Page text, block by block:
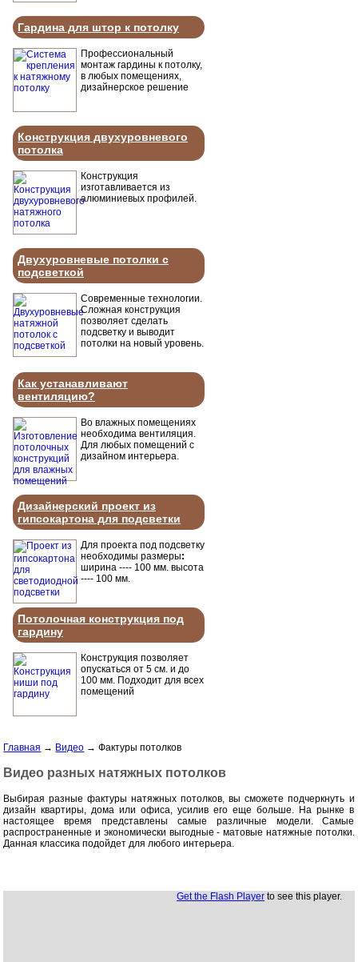
Гардина для штор к потолку
Профессиональный
монтаж гардины к потолку,
в любых помещениях,
дизайнерское решение
Конструкция двухуровневого
потолка
Конструкция
изготавливается из
алюминиевых профилей.
Двухуровневые потолки с
подсветкой
Современные технологии.
Сложная конструкция
позволяет сделать
подсветку и выводит
потолки на новый уровень.
Как устанавливают
вентиляцию?
Во влажных помещениях
необходима вентиляция.
Для любых помещений с
дизайном интерьера.
Дизайнерский проект из
гипсокартона для подсветки
Для проекта под подсветку
необходимы размеры:
ширина ---- 100 мм. высота
---- 100 мм.
Потолочная конструкция под
гардину
Конструкция позволяет
опускаться от 5 см. и до
100 мм. Подходит для всех
помещений
Главная → Видео →Фактуры потолков
Видео разных натяжных потолков
Выбирая разные фактуры натяжных потолков, вы сможете подчеркнуть и
дизайн квартиры, дома или офиса, усилив его еще больше. На рынке в
настоящее время представлены самые различные модели. Самые
распространенные и экономически выгодные - матовые натяжные потолки.
Данная классика подойдет для любого интерьера.
Get the Flash Playerto see this player.